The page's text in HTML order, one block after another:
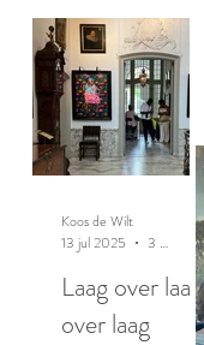
Laag over laag
over laag
Koos de Wilt
13 jul 2025
3 minuten om te lezen